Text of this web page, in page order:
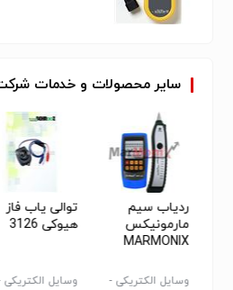
سایرمحصولات و خدمات
ردیاب سیم
مارمونیکس
MARMONIX
وسایل الکتریکی -
توالی یاب فاز
هیوکی 3126
وسایل الکتریکی